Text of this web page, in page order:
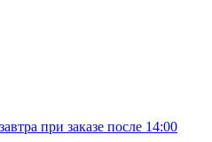
при заказе после 14:00